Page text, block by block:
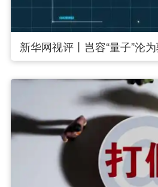
新华网视评丨岂容“量子”沦